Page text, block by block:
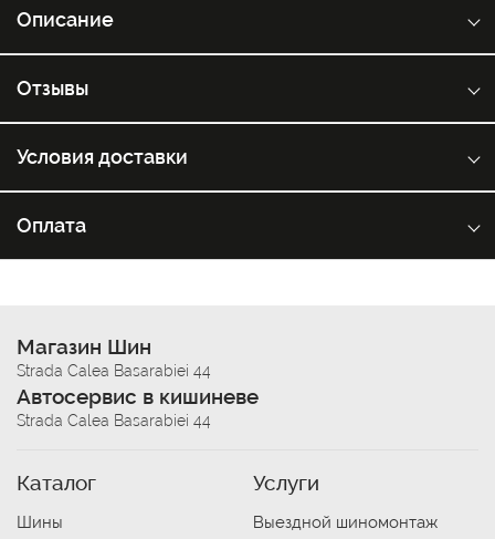
Описание
Отзывы
Условия доставки
Оплата
Магазин Шин
Strada Calea Basarabiei 44
Автосервис в кишиневе
Strada Calea Basarabiei 44
Каталог
Шины
Услуги
Выездной шиномонтаж